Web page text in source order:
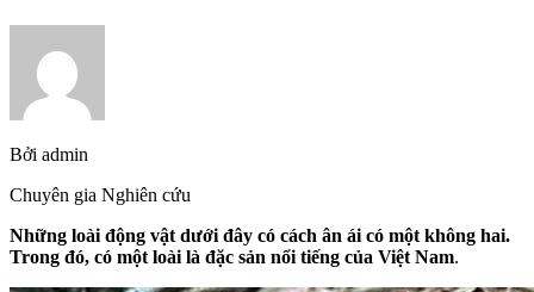
Bởi admin
Chuyên gia Nghiên cứu
Những loài động vật dưới đây có cách ân ái có một không hai.
Trong đó, có một loài là đặc sản nổi tiếng của Việt Nam.